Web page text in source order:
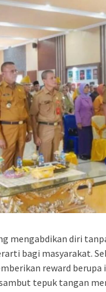
mengabdikan diri
bagi masyarakat.
reward berupa
tepuk tangan